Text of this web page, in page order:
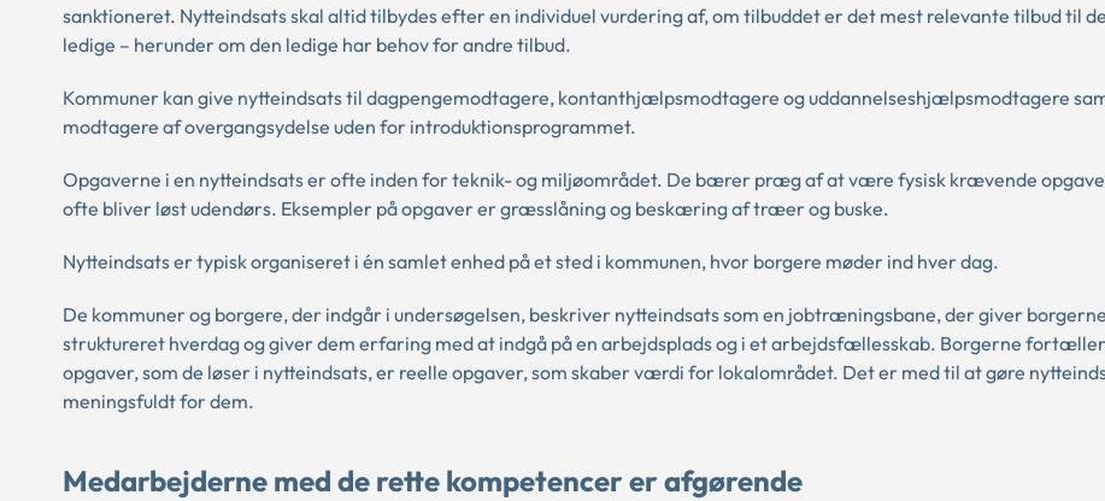
sanktioneret. Nytteindsats skal altid tilbydes efter en individuel vurdering af, om tilbuddet er det mest relevante tilbud til
ledige – herunder om den ledige har behov for andre tilbud.
Kommuner kan give nytteindsats til dagpengemodtagere, kontanthjælpsmodtagere og uddannelseshjælpsmodtagere
modtagere af overgangsydelse uden for introduktionsprogrammet.
Opgaverne i en nytteindsats er ofte inden for teknik- og miljøområdet. De bærer præg af at være fysisk krævende
ofte bliver løst udendørs. Eksempler på opgaver er græsslåning og beskæring af træer og buske.
Nytteindsats er typisk organiseret i én samlet enhed på et sted i kommunen, hvor borgere møder ind hver dag.
De kommuner og borgere, der indgår i undersøgelsen, beskriver nytteindsats som en jobtræningsbane, der giver
struktureret hverdag og giver dem erfaring med at indgå på en arbejdsplads og i et arbejdsfællesskab. Borgerne
opgaver, som de løser i nytteindsats, er reelle opgaver, som skaber værdi for lokalområdet. Det er med til at gøre
meningsfuldt for dem.
Medarbejderne med de rette kompetencer er afgørende